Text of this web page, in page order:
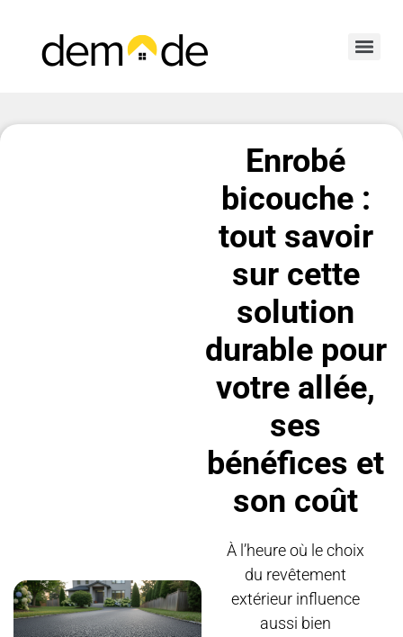
Enrobé
bicouche :
tout savoir
sur cette
solution
durable pour
votre allée,
ses
bénéfices et
son coût
À l’heure où le choix
du revêtement
extérieur influence
aussi bien